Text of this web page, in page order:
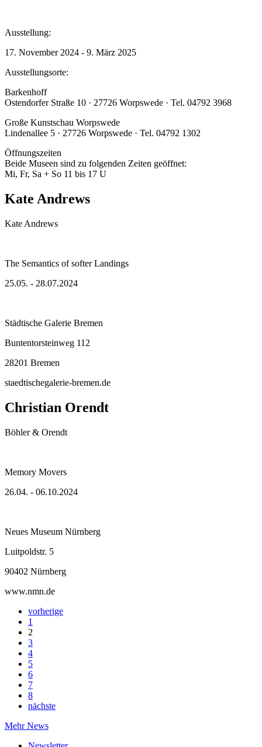
Ausstellung:
17. November 2024 - 9. März 2025
Ausstellungsorte:
Barkenhoff
Ostendorfer Straße 10 · 27726 Worpswede · Tel. 04792 3968
Große Kunstschau Worpswede
Lindenallee 5 · 27726 Worpswede · Tel. 04792 1302
Öffnungszeiten
Beide Museen sind zu folgenden Zeiten geöffnet:
Mi, Fr, Sa + So 11 bis 17 U
Kate Andrews
Kate Andrews
The Semantics of softer Landings
25.05. - 28.07.2024
Städtische Galerie Bremen
Buntentorsteinweg 112
28201 Bremen
staedtischegalerie-bremen.de
Christian Orendt
Böhler & Orendt
Memory Movers
26.04. - 06.10.2024
Neues Museum Nürnberg
Luitpoldstr. 5
90402 Nürnberg
www.nmn.de
vorherige
1
2
3
4
5
6
7
8
nächste
Mehr News